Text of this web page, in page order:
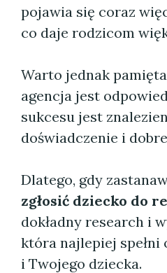
pojawia się coraz
co daje rodzicom
Warto jednak
agencja jest
sukcesu jest
doświadczenie i
Dlatego, gdy
zgłosić dziecko do
dokładny research i
która najlepiej spełni
i Twojego dziecka.